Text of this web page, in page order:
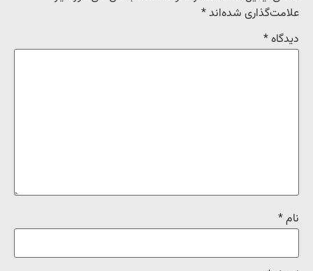
علامت‌گذاری شده‌اند*
دیدگاه*
نام*